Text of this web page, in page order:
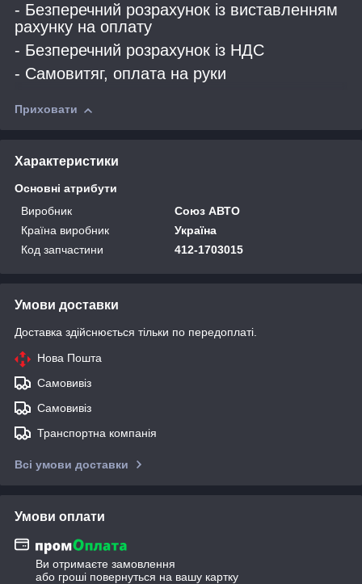
- Безперечний розрахунок із виставленням
рахунку на оплату
- Безперечний розрахунок із НДС
- Самовитяг, оплата на руки
Приховати
Характеристики
Основні атрибути
Виробник
Союз АВТО
Країна виробник
Україна
Код запчастини
412-1703015
Умови доставки
Доставка здійснюється тільки по передоплаті.
Нова Пошта
Самовивіз
Самовивіз
Транспортна компанія
Всі умови доставки
Умови оплати
Ви отримаєте замовлення
або гроші повернуться на вашу картку